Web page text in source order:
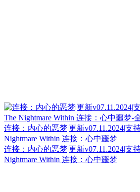
连接：内心的恶梦|更新v07.11.2024|支
Nightmare Within 连接：心中噩梦
连接：内心的恶梦|更新v07.11.2024|支
Nightmare Within 连接：心中噩梦